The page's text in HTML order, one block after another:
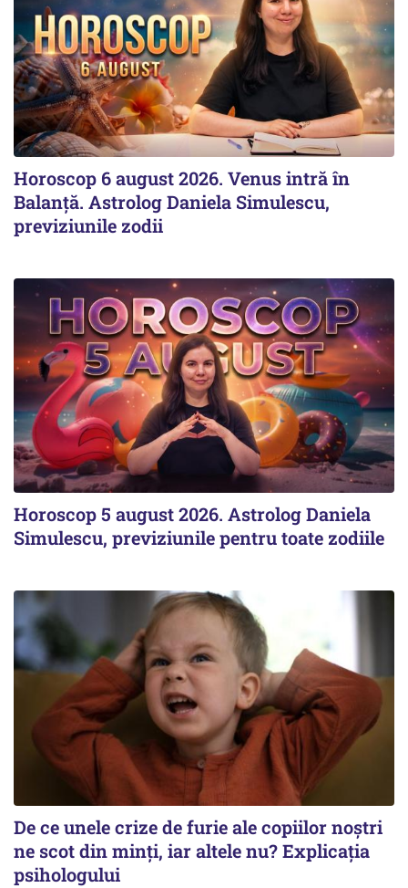
Horoscop 6 august 2026. Venus intră în
Balanță. Astrolog Daniela Simulescu,
previziunile zodii
Horoscop 5 august 2026. Astrolog Daniela
Simulescu, previziunile pentru toate zodiile
De ce unele crize de furie ale copiilor noștri
ne scot din minți, iar altele nu? Explicația
psihologului